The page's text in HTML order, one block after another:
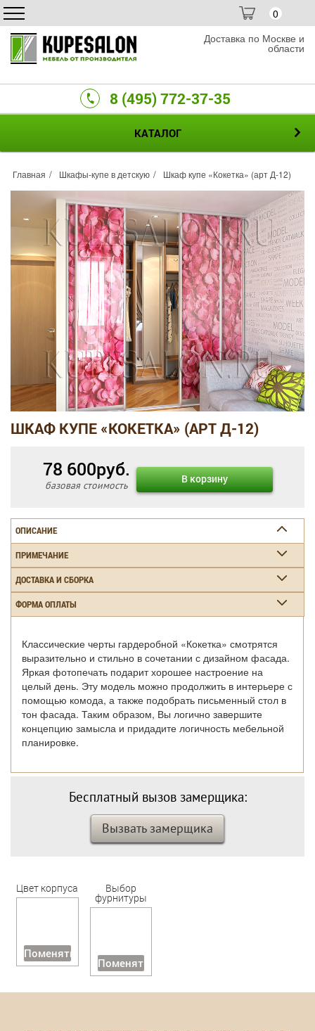
0
Доставка по Москве и
области
8 (495) 772-37-35
КАТАЛОГ
Главная Шкафы-купе в детскую Шкаф купе «Кокетка» (арт Д-12)
ШКАФ КУПЕ «КОКЕТКА» (АРТ Д-12)
78 600руб.
базовая стоимость В корзину
ОПИСАНИЕ
ПРИМЕЧАНИЕ
ДОСТАВКА И СБОРКА
ФОРМА ОПЛАТЫ
Классические черты гардеробной «Кокетка» смотрятся
выразительно и стильно в сочетании с дизайном фасада.
Яркая фотопечать подарит хорошее настроение на
целый день. Эту модель можно продолжить в интерьере с
помощью комода, а также подобрать письменный стол в
тон фасада. Таким образом, Вы логично завершите
концепцию замысла и придадите логичность мебельной
планировке.
Бесплатный вызов замерщика:
Вызвать замерщика
Цвет корпуса
Поменять
Выбор
фурнитуры
Поменять